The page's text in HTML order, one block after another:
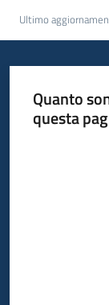
Ultimo
Quanto
questa